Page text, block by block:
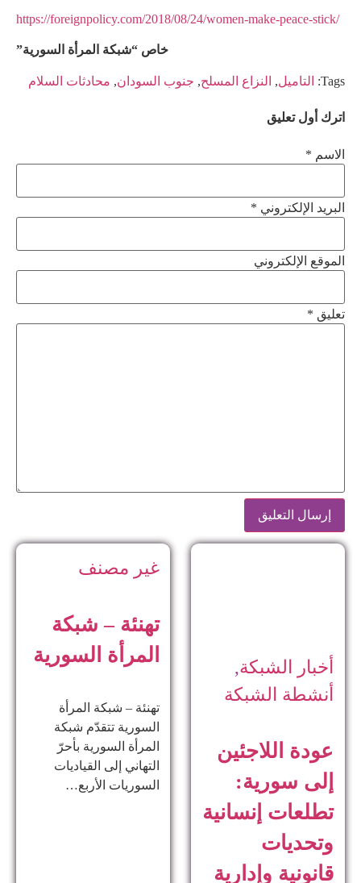
https://foreignpolicy.com/2018/08/24/women-make-peace-stick/
خاص “شبكة المرأة السورية”
Tags: التاميل, النزاع المسلح, جنوب السودان, محادثات السلام
اترك أول تعليق
الاسم *
البريد الإلكتروني *
الموقع الإلكتروني
تعليق *
أخبار الشبكة,
أنشطة الشبكة
عودة اللاجئين
إلى سورية:
تطلعات إنسانية
وتحديات
قانونية وإدارية
غير مصنف
تهنئة – شبكة
المرأة السورية
تهنئة – شبكة المرأة
السورية تتقدّم شبكة
المرأة السورية بأحرّ
التهاني إلى القياديات
السوريات الأربع…